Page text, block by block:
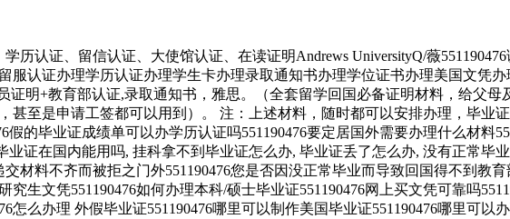
历认证、留信认证、大使馆认证、在读证明Andrews UniversityQ/薇
服认证办理学历认证办理学生卡办理录取通知书办理学位证书办理美国文凭
证明+教育部认证,录取通知书，雅思。（全套留学回国必备证明材料，给父
甚至是申请工签都可以用到）。 注：上述材料，随时都可以安排办理，毕业
的毕业证成绩单可以办学历认证吗551190476要定居国外需要办理什么材料
业证在国内能用吗, 挂科拿不到毕业证怎么办, 毕业证丢了怎么办, 没有正常
材料不齐而被拒之门外551190476您是否因没正常毕业而导致回国得不到教
究生文凭551190476如何办理本科/硕士毕业证551190476网上买文凭可靠吗
怎么办理 外假毕业证551190476哪里可以制作美国毕业证551190476哪里可以